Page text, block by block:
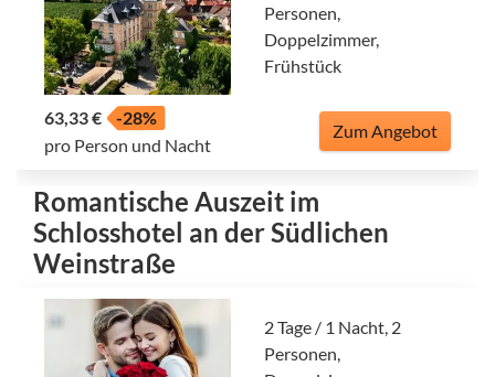
Personen,
Doppelzimmer,
Frühstück
63,33 €
-28%
pro Person und Nacht
Zum Angebot
Romantische Auszeit im
Schlosshotel an der Südlichen
Weinstraße
2 Tage / 1 Nacht, 2
Personen,